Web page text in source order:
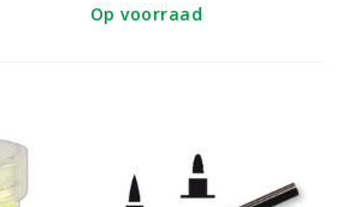
Op voorraad